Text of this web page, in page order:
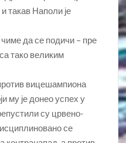
такав Наполи је
да се подичи – пре
тако великим
вицешампиона
му је донео успех у
су црвено-
се